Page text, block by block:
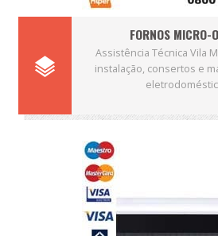
FORNOS MICRO-
Assistência Técnica Vila
instalação, consertos e